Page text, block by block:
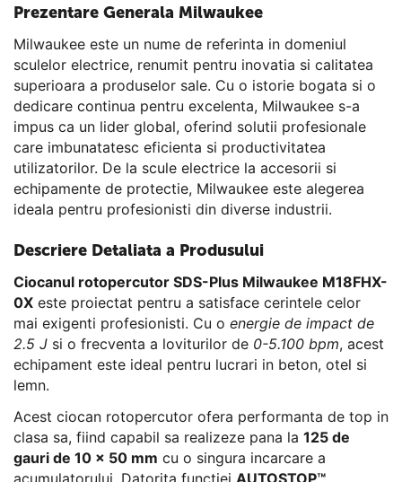
Prezentare Generala Milwaukee
Milwaukee este un nume de referinta in domeniul
sculelor electrice, renumit pentru inovatia si calitatea
superioara a produselor sale. Cu o istorie bogata si o
dedicare continua pentru excelenta, Milwaukee s-a
impus ca un lider global, oferind solutii profesionale
care imbunatatesc eficienta si productivitatea
utilizatorilor. De la scule electrice la accesorii si
echipamente de protectie, Milwaukee este alegerea
ideala pentru profesionisti din diverse industrii.
Descriere Detaliata a Produsului
Ciocanul rotopercutor SDS-Plus Milwaukee M18FHX-
0X este proiectat pentru a satisface cerintele celor
mai exigenti profesionisti. Cu o energie de impact de
2.5 J si o frecventa a loviturilor de 0-5.100 bpm, acest
echipament este ideal pentru lucrari in beton, otel si
lemn.
Acest ciocan rotopercutor ofera performanta de top in
clasa sa, fiind capabil sa realizeze pana la 125 de
gauri de 10 x 50 mm cu o singura incarcare a
acumulatorului. Datorita functiei AUTOSTOP™